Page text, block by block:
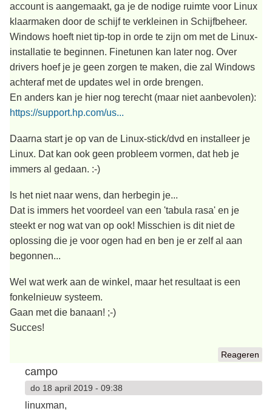
account is aangemaakt, ga je de nodige ruimte voor Linux
klaarmaken door de schijf te verkleinen in Schijfbeheer.
Windows hoeft niet tip-top in orde te zijn om met de Linux-
installatie te beginnen. Finetunen kan later nog. Over
drivers hoef je je geen zorgen te maken, die zal Windows
achteraf met de updates wel in orde brengen.
En anders kan je hier nog terecht (maar niet aanbevolen):
https://support.hp.com/us...
Daarna start je op van de Linux-stick/dvd en installeer je
Linux. Dat kan ook geen probleem vormen, dat heb je
immers al gedaan. :-)
Is het niet naar wens, dan herbegin je...
Dat is immers het voordeel van een 'tabula rasa' en je
steekt er nog wat van op ook! Misschien is dit niet de
oplossing die je voor ogen had en ben je er zelf al aan
begonnen...
Wel wat werk aan de winkel, maar het resultaat is een
fonkelnieuw systeem.
Gaan met die banaan! ;-)
Succes!
Reageren
campo
do 18 april 2019 - 09:38
linuxman,